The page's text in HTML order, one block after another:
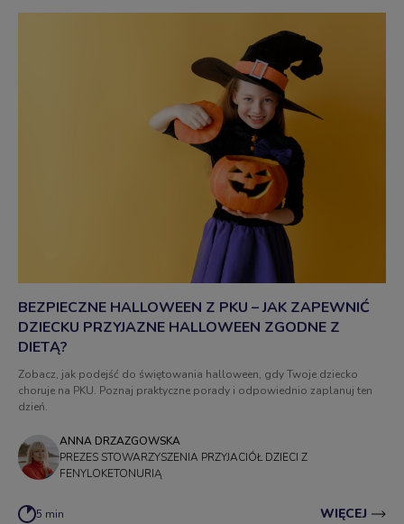
BEZPIECZNE HALLOWEEN Z PKU – JAK ZAPEWNIĆ
DZIECKU PRZYJAZNE HALLOWEEN ZGODNE Z
DIETĄ?
Zobacz, jak podejść do świętowania halloween, gdy Twoje dziecko
choruje na PKU. Poznaj praktyczne porady i odpowiednio zaplanuj ten
dzień.
ANNA DRZAZGOWSKA
PREZES STOWARZYSZENIA PRZYJACIÓŁ DZIECI Z
FENYLOKETONURIĄ
5 min WIĘCEJ